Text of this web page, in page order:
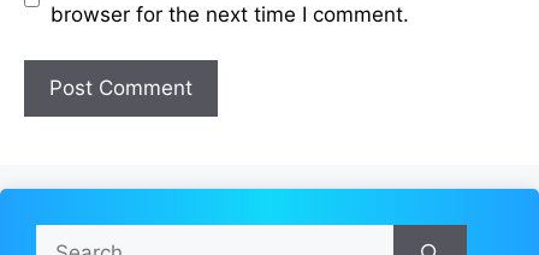
browser for the next time I comment.
Search